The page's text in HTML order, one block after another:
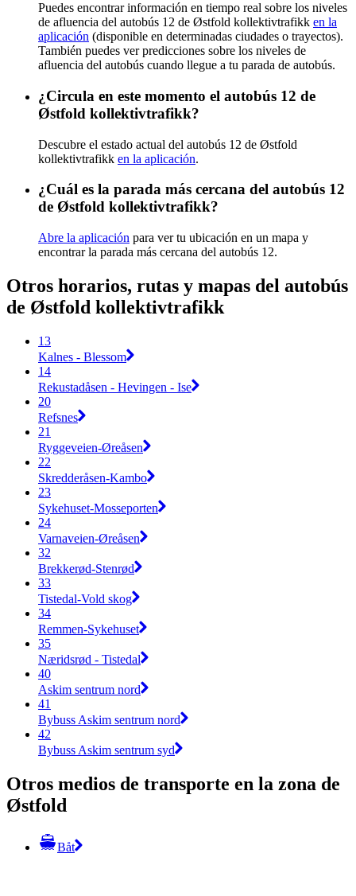
Puedes encontrar información en tiempo real sobre los niveles
de afluencia del autobús 12 de Østfold kollektivtrafikk en la
aplicación (disponible en determinadas ciudades o trayectos).
También puedes ver predicciones sobre los niveles de
afluencia del autobús cuando llegue a tu parada de autobús.
¿Circula en este momento el autobús 12 de
Østfold kollektivtrafikk?
Descubre el estado actual del autobús 12 de Østfold
kollektivtrafikk en la aplicación.
¿Cuál es la parada más cercana del autobús 12
de Østfold kollektivtrafikk?
Abre la aplicación para ver tu ubicación en un mapa y
encontrar la parada más cercana del autobús 12.
Otros horarios, rutas y mapas del autobús
de Østfold kollektivtrafikk
13
Kalnes - Blessom
14
Rekustadåsen - Hevingen - Ise
20
Refsnes
21
Ryggeveien-Øreåsen
22
Skredderåsen-Kambo
23
Sykehuset-Mosseporten
24
Varnaveien-Øreåsen
32
Brekkerød-Stenrød
33
Tistedal-Vold skog
34
Remmen-Sykehuset
35
Næridsrød - Tistedal
40
Askim sentrum nord
41
Bybuss Askim sentrum nord
42
Bybuss Askim sentrum syd
Otros medios de transporte en la zona de
Østfold
Båt